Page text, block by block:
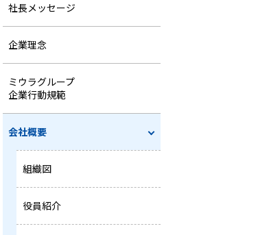
社長メッセージ
企業理念
ミウラグループ
企業行動規範
会社概要
組織図
役員紹介